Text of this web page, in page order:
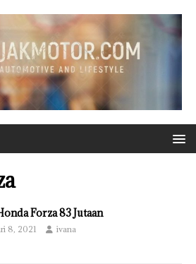
Forza 83 Jutaan
8, 2021 ivana